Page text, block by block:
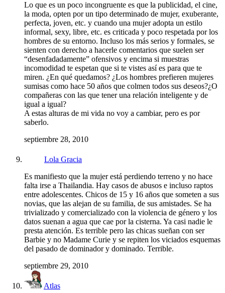
Lo que es un poco incongruente es que la publicidad, el cine,
la moda, opten por un tipo determinado de mujer, exuberante,
perfecta, joven, etc. y cuando una mujer adopta un estilo
informal, sexy, libre, etc. es criticada y poco respetada por los
hombres de su entorno. Incluso los más serios y formales, se
sienten con derecho a hacerle comentarios que suelen ser
“desenfadadamente” ofensivos y encima si muestras
incomodidad te espetan que si te vistes así es para que te
miren. ¿En qué quedamos? ¿Los hombres prefieren mujeres
sumisas como hace 50 años que colmen todos sus deseos?¿O
compañeras con las que tener una relación inteligente y de
igual a igual?
A estas alturas de mi vida no voy a cambiar, pero es por
saberlo.
septiembre 28, 2010
Lola Gracia
Es manifiesto que la mujer está perdiendo terreno y no hace
falta irse a Thailandia. Hay casos de abusos e incluso raptos
entre adolescentes. Chicos de 15 y 16 años que someten a sus
novias, que las alejan de su familia, de sus amistades. Se ha
trivializado y comercializado con la violencia de género y los
datos suenan a agua que cae por la cisterna. Ya casi nadie le
presta atención. Es terrible pero las chicas sueñan con ser
Barbie y no Madame Curie y se repiten los viciados esquemas
del pasado de dominador y dominado. Terrible.
septiembre 29, 2010
Atlas